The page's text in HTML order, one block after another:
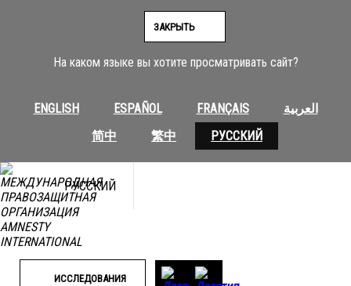
На каком языке вы хотите просматривать сайт?
ENGLISH ESPAÑOL FRANÇAIS
العربية
简中
繁中 РУССКИЙ
ЗАКРЫТЬ
РУССКИЙ
ИССЛЕДОВАНИЯ